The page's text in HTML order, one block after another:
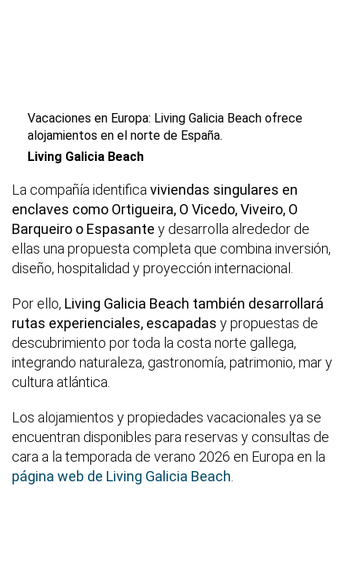
Vacaciones en Europa: Living Galicia Beach ofrece
alojamientos en el norte de España.
Living Galicia Beach
La compañía identifica viviendas singulares en
enclaves como Ortigueira, O Vicedo, Viveiro, O
Barqueiro o Espasante y desarrolla alrededor de
ellas una propuesta completa que combina inversión,
diseño, hospitalidad y proyección internacional.
Por ello, Living Galicia Beach también desarrollará
rutas experienciales, escapadas y propuestas de
descubrimiento por toda la costa norte gallega,
integrando naturaleza, gastronomía, patrimonio, mar y
cultura atlántica.
Los alojamientos y propiedades vacacionales ya se
encuentran disponibles para reservas y consultas de
cara a la temporada de verano 2026 en Europa en la
página web de Living Galicia Beach